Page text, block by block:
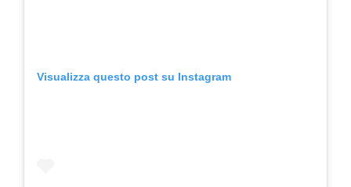
Visualizza questo post su Instagram